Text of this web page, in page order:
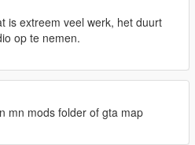
is extreem veel werk, het duurt
op te nemen.
mn mods folder of gta map